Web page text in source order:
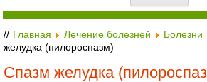
// Главная Лечение болезней Болезни
желудка (пилороспазм)
Спазм желудка